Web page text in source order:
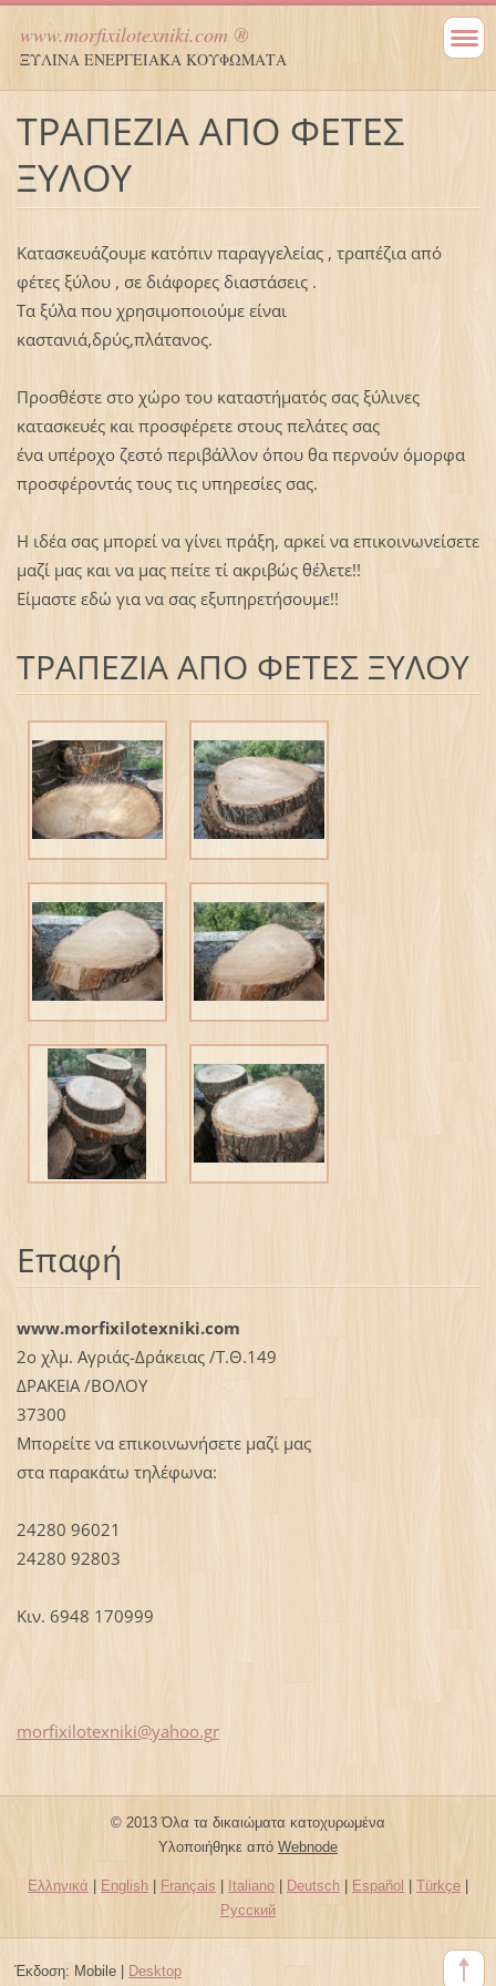
www.morfixilotexniki.com ®
ΞΥΛΙΝΑ ΕΝΕΡΓΕΙΑΚΑ ΚΟΥΦΩΜΑΤΑ
ΤΡΑΠΕΖΙΑ ΑΠΟ ΦΕΤΕΣ
ΞΥΛΟΥ
Κατασκευάζουμε κατόπιν παραγγελείας , τραπέζια από
φέτες ξύλου , σε διάφορες διαστάσεις .
Τα ξύλα που χρησιμοποιούμε είναι
καστανιά,δρύς,πλάτανος.
Προσθέστε στο χώρο του καταστήματός σας ξύλινες
κατασκευές και προσφέρετε στους πελάτες σας
ένα υπέροχο ζεστό περιβάλλον όπου θα περνούν όμορφα
προσφέροντάς τους τις υπηρεσίες σας.
Η ιδέα σας μπορεί να γίνει πράξη, αρκεί να επικοινωνείσετε
μαζί μας και να μας πείτε τί ακριβώς θέλετε!!
Είμαστε εδώ για να σας εξυπηρετήσουμε!!
ΤΡΑΠΕΖΙΑ ΑΠΟ ΦΕΤΕΣ ΞΥΛΟΥ
Επαφή
www.morfixilotexniki.com
2ο χλμ. Αγριάς-Δράκειας /Τ.Θ.149
ΔΡΑΚΕΙΑ /ΒΟΛΟΥ
37300
Μπορείτε να επικοινωνήσετε μαζί μας
στα παρακάτω τηλέφωνα:
24280 96021
24280 92803
Κιν. 6948 170999
morfixilotexniki@yahoo.gr
© 2013 Όλα τα δικαιώματα κατοχυρωμένα
Υλοποιήθηκε από Webnode
Ελληνικά | English | Français | Italiano | Deutsch | Español | Türkçe |
Русский
Έκδοση: Mobile| Desktop